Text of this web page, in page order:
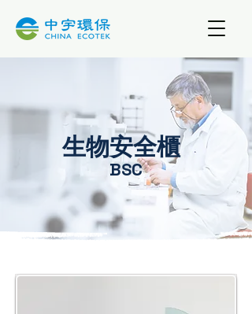
生物安全櫃
​BSC